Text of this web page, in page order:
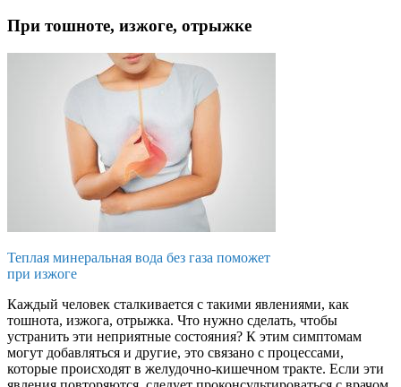
При тошноте, изжоге, отрыжке
Теплая минеральная вода без газа поможет
при изжоге
Каждый человек сталкивается с такими явлениями, как
тошнота, изжога, отрыжка. Что нужно сделать, чтобы
устранить эти неприятные состояния? К этим симптомам
могут добавляться и другие, это связано с процессами,
которые происходят в желудочно-кишечном тракте. Если эти